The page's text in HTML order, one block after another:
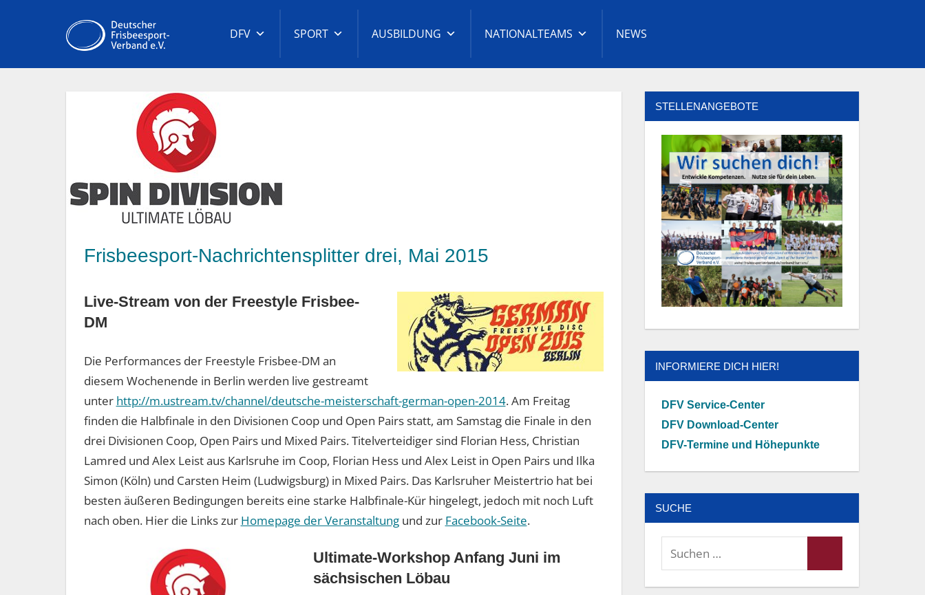
Deutscher
Verband
DFV SPORT AUSBILDUNG NATIONALTEAMS NEWS
Frisbeesport-Nachrichtensplitter drei, Mai 2015
Live-Stream von der Freestyle Frisbee-
DM
Die Performances der Freestyle Frisbee-DM an
diesem Wochenende in Berlin werden live gestreamt
unter http://m.ustream.tv/channel/deutsche-meisterschaft-german-open-2014. Am Freitag
finden die Halbfinale in den Divisionen Coop und Open Pairs statt, am Samstag die Finale in den
drei Divisionen Coop, Open Pairs und Mixed Pairs. Titelverteidiger sind Florian Hess, Christian
Lamred und Alex Leist aus Karlsruhe im Coop, Florian Hess und Alex Leist in Open Pairs und Ilka
Simon (Köln) und Carsten Heim (Ludwigsburg) in Mixed Pairs. Das Karlsruher Meistertrio hat bei
besten äußeren Bedingungen bereits eine starke Halbfinale-Kür hingelegt, jedoch mit noch Luft
nach oben. Hier die Links zur Homepage der Veranstaltungund zur Facebook-Seite.
Ultimate-Workshop Anfang Juni im
sächsischen Löbau
STELLENANGEBOTE
INFORMIERE DICH HIER!
DFV Service-Center
DFV Download-Center
DFV-Termine und Höhepunkte
SUCHE
Suchen